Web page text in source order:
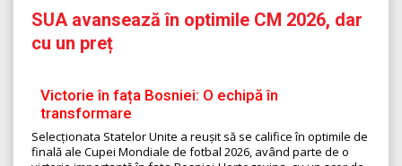
SUA avansează în optimile CM 2026, dar
cu un preț
Victorie în fața Bosniei: O echipă în
transformare
Selecționata Statelor Unite a reușit să se califice în optimile de
finală ale Cupei Mondiale de fotbal 2026, având parte de o